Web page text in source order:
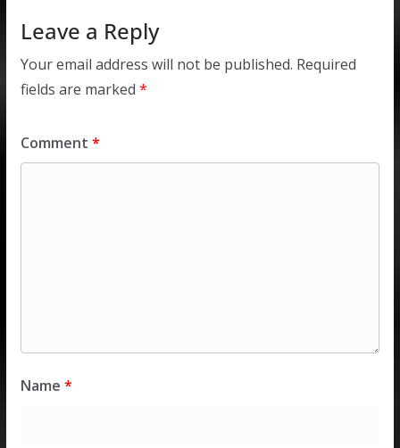
Leave a Reply
Your email address will not be published. Required
fields are marked *
Comment *
Name *